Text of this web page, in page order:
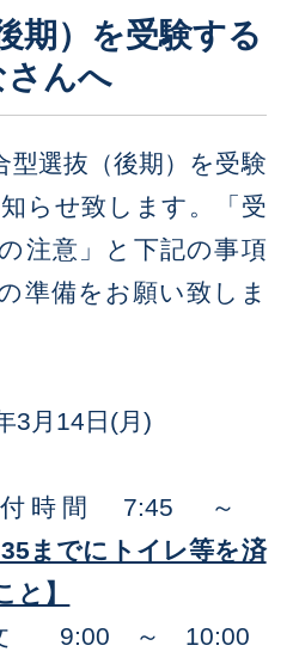
期）を受験する
さんへ
型選抜（後期）を受験
らせ致します。「受
注意」と下記の事項
準備をお願い致しま
3月14日(月)
付時間 7:45 ～
35までにトイレ等を済
と】
～ 10:00